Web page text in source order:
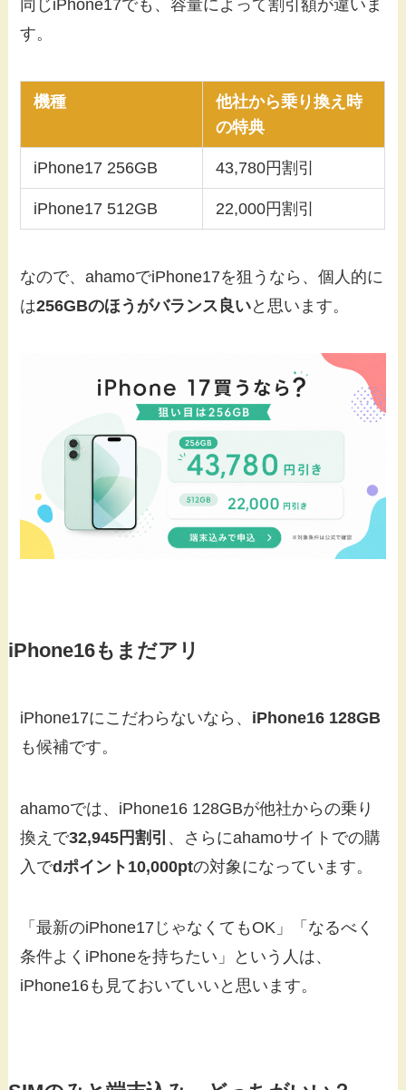
同じiPhone17でも、容量によって割引額が違いま
す。
機種
他社から乗り換え時
の特典
iPhone17 256GB 43,780円割引
iPhone17 512GB 22,000円割引
なので、ahamoでiPhone17を狙うなら、個人的に
は256GBのほうがバランス良いと思います。
iPhone16もまだアリ
iPhone17にこだわらないなら、 iPhone16 128GB
も候補です。
ahamoでは、iPhone16 128GBが他社からの乗り
換えで32,945円割引 、さらにahamoサイトでの購
入でdポイント10,000ptの対象になっています。
「最新のiPhone17じゃなくてもOK」「なるべく
条件よくiPhoneを持ちたい」という人は、
iPhone16も見ておいていいと思います。